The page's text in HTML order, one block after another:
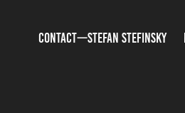
CONTACT—STEFAN STEFINSKY